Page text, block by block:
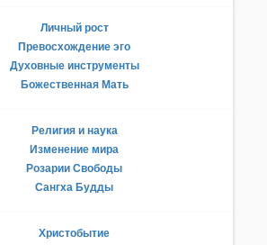
Личный рост
Превосхождение эго
Духовные инструменты
Божественная Мать
Религия и наука
Изменение мира
Розарии Свободы
Сангха Будды
Христобытие